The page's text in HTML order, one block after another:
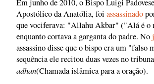
Em junho de 2010, o Bispo Luigi
Apostólico da Anatólia, foi assassinado
que vociferava: "Allahu Akbar" ("Alá é o
enquanto cortava a garganta do padre. No
assassino disse que o bispo era um "falso
sequência ele recitou duas vezes no
adhan(Chamada islâmica para a oração).